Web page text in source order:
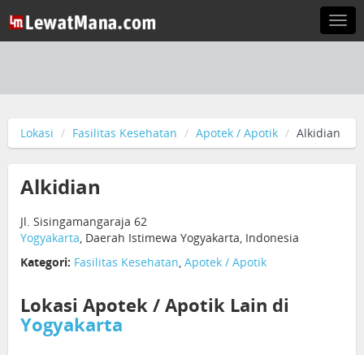
Lokasi Fasilitas Kesehatan Apotek / Apotik Alkidian
Alkidian
Jl. Sisingamangaraja 62
Yogyakarta, Daerah Istimewa Yogyakarta, Indonesia
Kategori: Fasilitas Kesehatan, Apotek / Apotik
Lokasi Apotek / Apotik Lain di
Yogyakarta